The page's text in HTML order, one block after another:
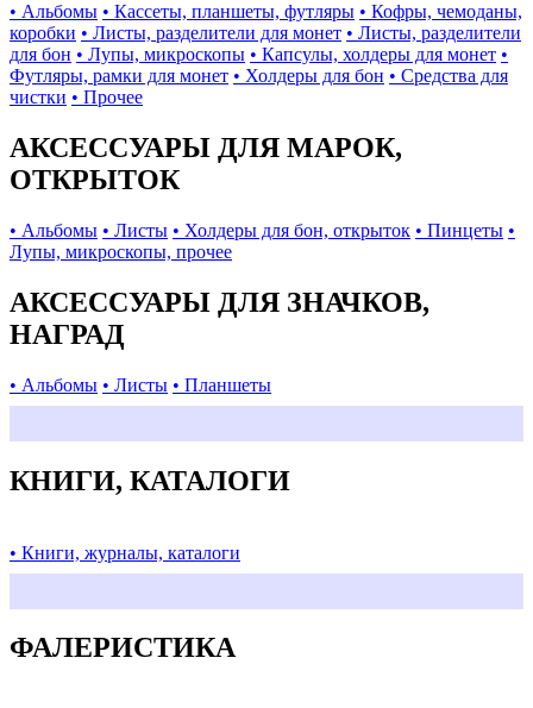
• Альбомы • Кассеты, планшеты, футляры • Кофры, чемоданы,
коробки • Листы, разделители для монет • Листы, разделители
для бон • Лупы, микроскопы • Капсулы, холдеры для монет •
Футляры, рамки для монет • Холдеры для бон • Средства для
чистки • Прочее
АКСЕССУАРЫ ДЛЯ МАРОК,
ОТКРЫТОК
• Альбомы • Листы • Холдеры для бон, открыток • Пинцеты •
Лупы, микроскопы, прочее
АКСЕССУАРЫ ДЛЯ ЗНАЧКОВ,
НАГРАД
• Альбомы • Листы • Планшеты
КНИГИ, КАТАЛОГИ
• Книги, журналы, каталоги
ФАЛЕРИСТИКА